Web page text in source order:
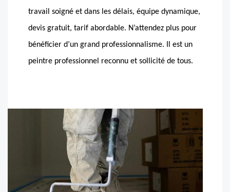
travail soigné et dans les délais, équipe dynamique,
devis gratuit, tarif abordable. N’attendez plus pour
bénéficier d’un grand professionnalisme. Il est un
peintre professionnel reconnu et sollicité de tous.